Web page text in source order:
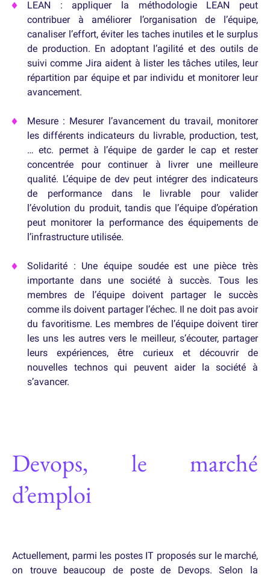
LEAN : appliquer la méthodologie LEAN peut
contribuer à améliorer l’organisation de l’équipe,
canaliser l’effort, éviter les taches inutiles et le surplus
de production. En adoptant l’agilité et des outils de
suivi comme Jira aident à lister les tâches utiles, leur
répartition par équipe et par individu et monitorer leur
avancement.
Mesure : Mesurer l’avancement du travail, monitorer
les différents indicateurs du livrable, production, test,
… etc. permet à l’équipe de garder le cap et rester
concentrée pour continuer à livrer une meilleure
qualité. L’équipe de dev peut intégrer des indicateurs
de performance dans le livrable pour valider
l’évolution du produit, tandis que l’équipe d’opération
peut monitorer la performance des équipements de
l’infrastructure utilisée.
Solidarité : Une équipe soudée est une pièce très
importante dans une société à succès. Tous les
membres de l’équipe doivent partager le succès
comme ils doivent partager l’échec. Il ne doit pas avoir
du favoritisme. Les membres de l’équipe doivent tirer
les uns les autres vers le meilleur, s’écouter, partager
leurs expériences, être curieux et découvrir de
nouvelles technos qui peuvent aider la société à
s’avancer.
Devops, le marché
d’emploi
Actuellement, parmi les postes IT proposés sur le marché,
on trouve beaucoup de poste de Devops. Selon la